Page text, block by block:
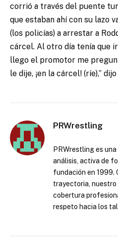
corrió a través del puente
que estaban ahí con su lazo
(los policías) a arrestar a
cárcel. Al otro día tenía que
llego el promotor me
le dije, ¡en la cárcel! (ríe),”
PRWrestling
PRWrestling es
análisis, activa de
fundación en 1999.
trayectoria, nuestro
cobertura
respeto hacia los